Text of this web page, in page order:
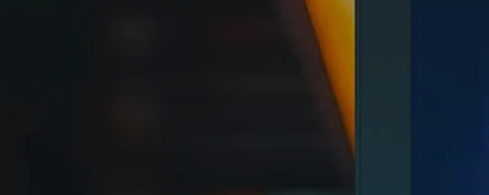
Windows強固型平板電腦
Android系統強固型平板電腦
公共安全解決方案
基礎建設解決方案
自助服務亭解決方案
智慧充電站解决方案